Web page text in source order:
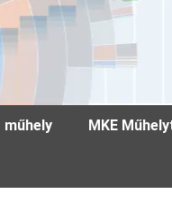
műhely MKE